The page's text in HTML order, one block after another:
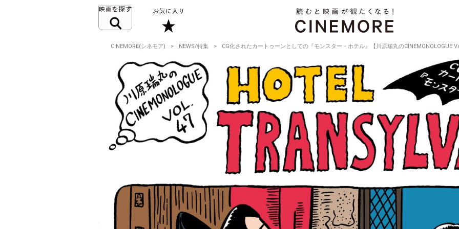
CINEMORE(シネモア) NEWS/特集 CG化されたカートゥーンとしての『モンスター・ホテル』【川原瑞丸のCINEMONOLOGUE